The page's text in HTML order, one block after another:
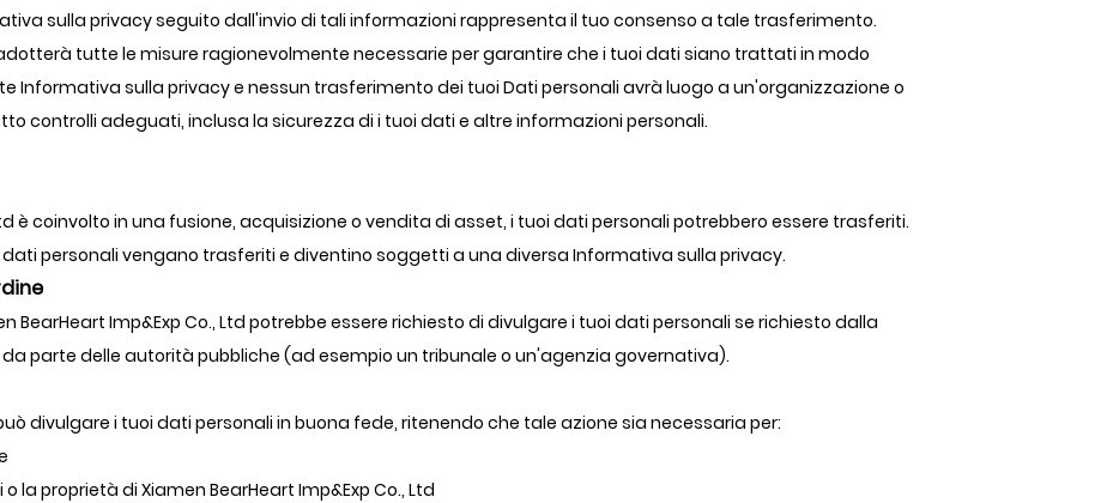
sulla privacy seguito dall'invio di tali informazioni rappresenta il tuo consenso a tale trasferimento.
adotterà tutte le misure ragionevolmente necessarie per garantire che i tuoi dati siano trattati in modo
Informativa sulla privacy e nessun trasferimento dei tuoi Dati personali avrà luogo a un'organizzazione o
controlli adeguati, inclusa la sicurezza di i tuoi dati e altre informazioni personali.
è coinvolto in una fusione, acquisizione o vendita di asset, i tuoi dati personali potrebbero essere trasferiti.
personali vengano trasferiti e diventino soggetti a una diversa Informativa sulla privacy.
BearHeart Imp&Exp Co., Ltd potrebbe essere richiesto di divulgare i tuoi dati personali se richiesto dalla
parte delle autorità pubbliche (ad esempio un tribunale o un'agenzia governativa).
divulgare i tuoi dati personali in buona fede, ritenendo che tale azione sia necessaria per:
la proprietà di Xiamen BearHeart Imp&Exp Co., Ltd